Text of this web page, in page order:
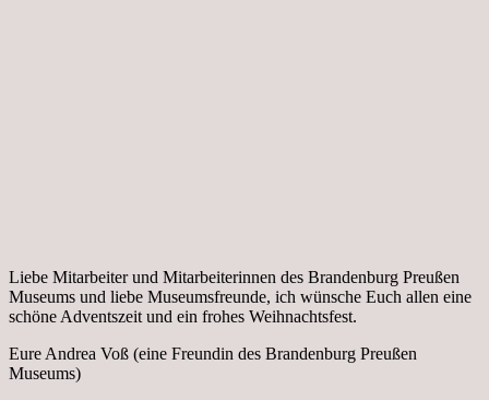
Liebe Mitarbeiter und Mitarbeiterinnen des Brandenburg Preußen
Museums und liebe Museumsfreunde, ich wünsche Euch allen eine
schöne Adventszeit und ein frohes Weihnachtsfest.
Eure Andrea Voß (eine Freundin des Brandenburg Preußen
Museums)